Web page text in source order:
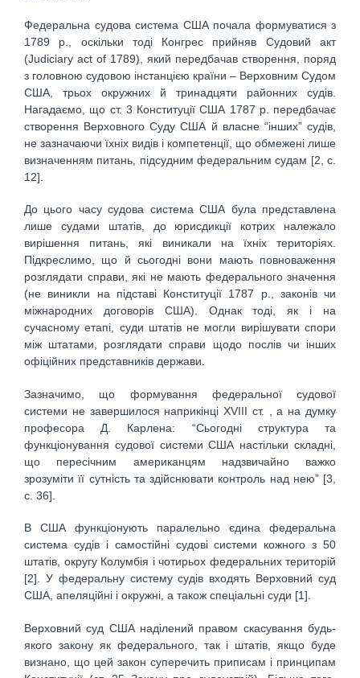
Федеральна судова система США почала формуватися з
1789 р., оскільки тоді Конгрес прийняв Судовий акт
(Judiciary act of 1789), який передбачав створення, поряд
з головною судовою інстанцією країни – Верховним Судом
США, трьох окружних й тринадцяти районних судів.
Нагадаємо, що ст. 3 Конституції США 1787 р. передбачає
створення Верховного Суду США й власне “інших” судів,
не зазначаючи їхніх видів і компетенції, що обмежені лише
визначенням питань, підсудним федеральним судам [2, с.
12].
До цього часу судова система США була представлена
лише судами штатів, до юрисдикції котрих належало
вирішення питань, які виникали на їхніх територіях.
Підкреслимо, що й сьогодні вони мають повноваження
розглядати справи, які не мають федерального значення
(не виникли на підставі Конституції 1787 р., законів чи
міжнародних договорів США). Однак тоді, як і на
сучасному етапі, суди штатів не могли вирішувати спори
між штатами, розглядати справи щодо послів чи інших
офіційних представників держави.
Зазначимо, що формування федеральної судової
системи не завершилося наприкінці ХVІІІ ст. , а на думку
професора Д. Карлена: “Сьогодні структура та
функціонування судової системи США настільки складні,
що пересічним американцям надзвичайно важко
зрозуміти її сутність та здійснювати контроль над нею” [3,
с. 36].
В США функціонують паралельно єдина федеральна
система судів і самостійні судові системи кожного з 50
штатів, округу Колумбія і чотирьох федеральних територій
[2]. У федеральну систему судів входять Верховний суд
США, апеляційні і окружні, а також спеціальні суди [1].
Верховний суд США наділений правом скасування будь-
якого закону як федерального, так і штатів, якщо буде
визнано, що цей закон суперечить приписам і принципам